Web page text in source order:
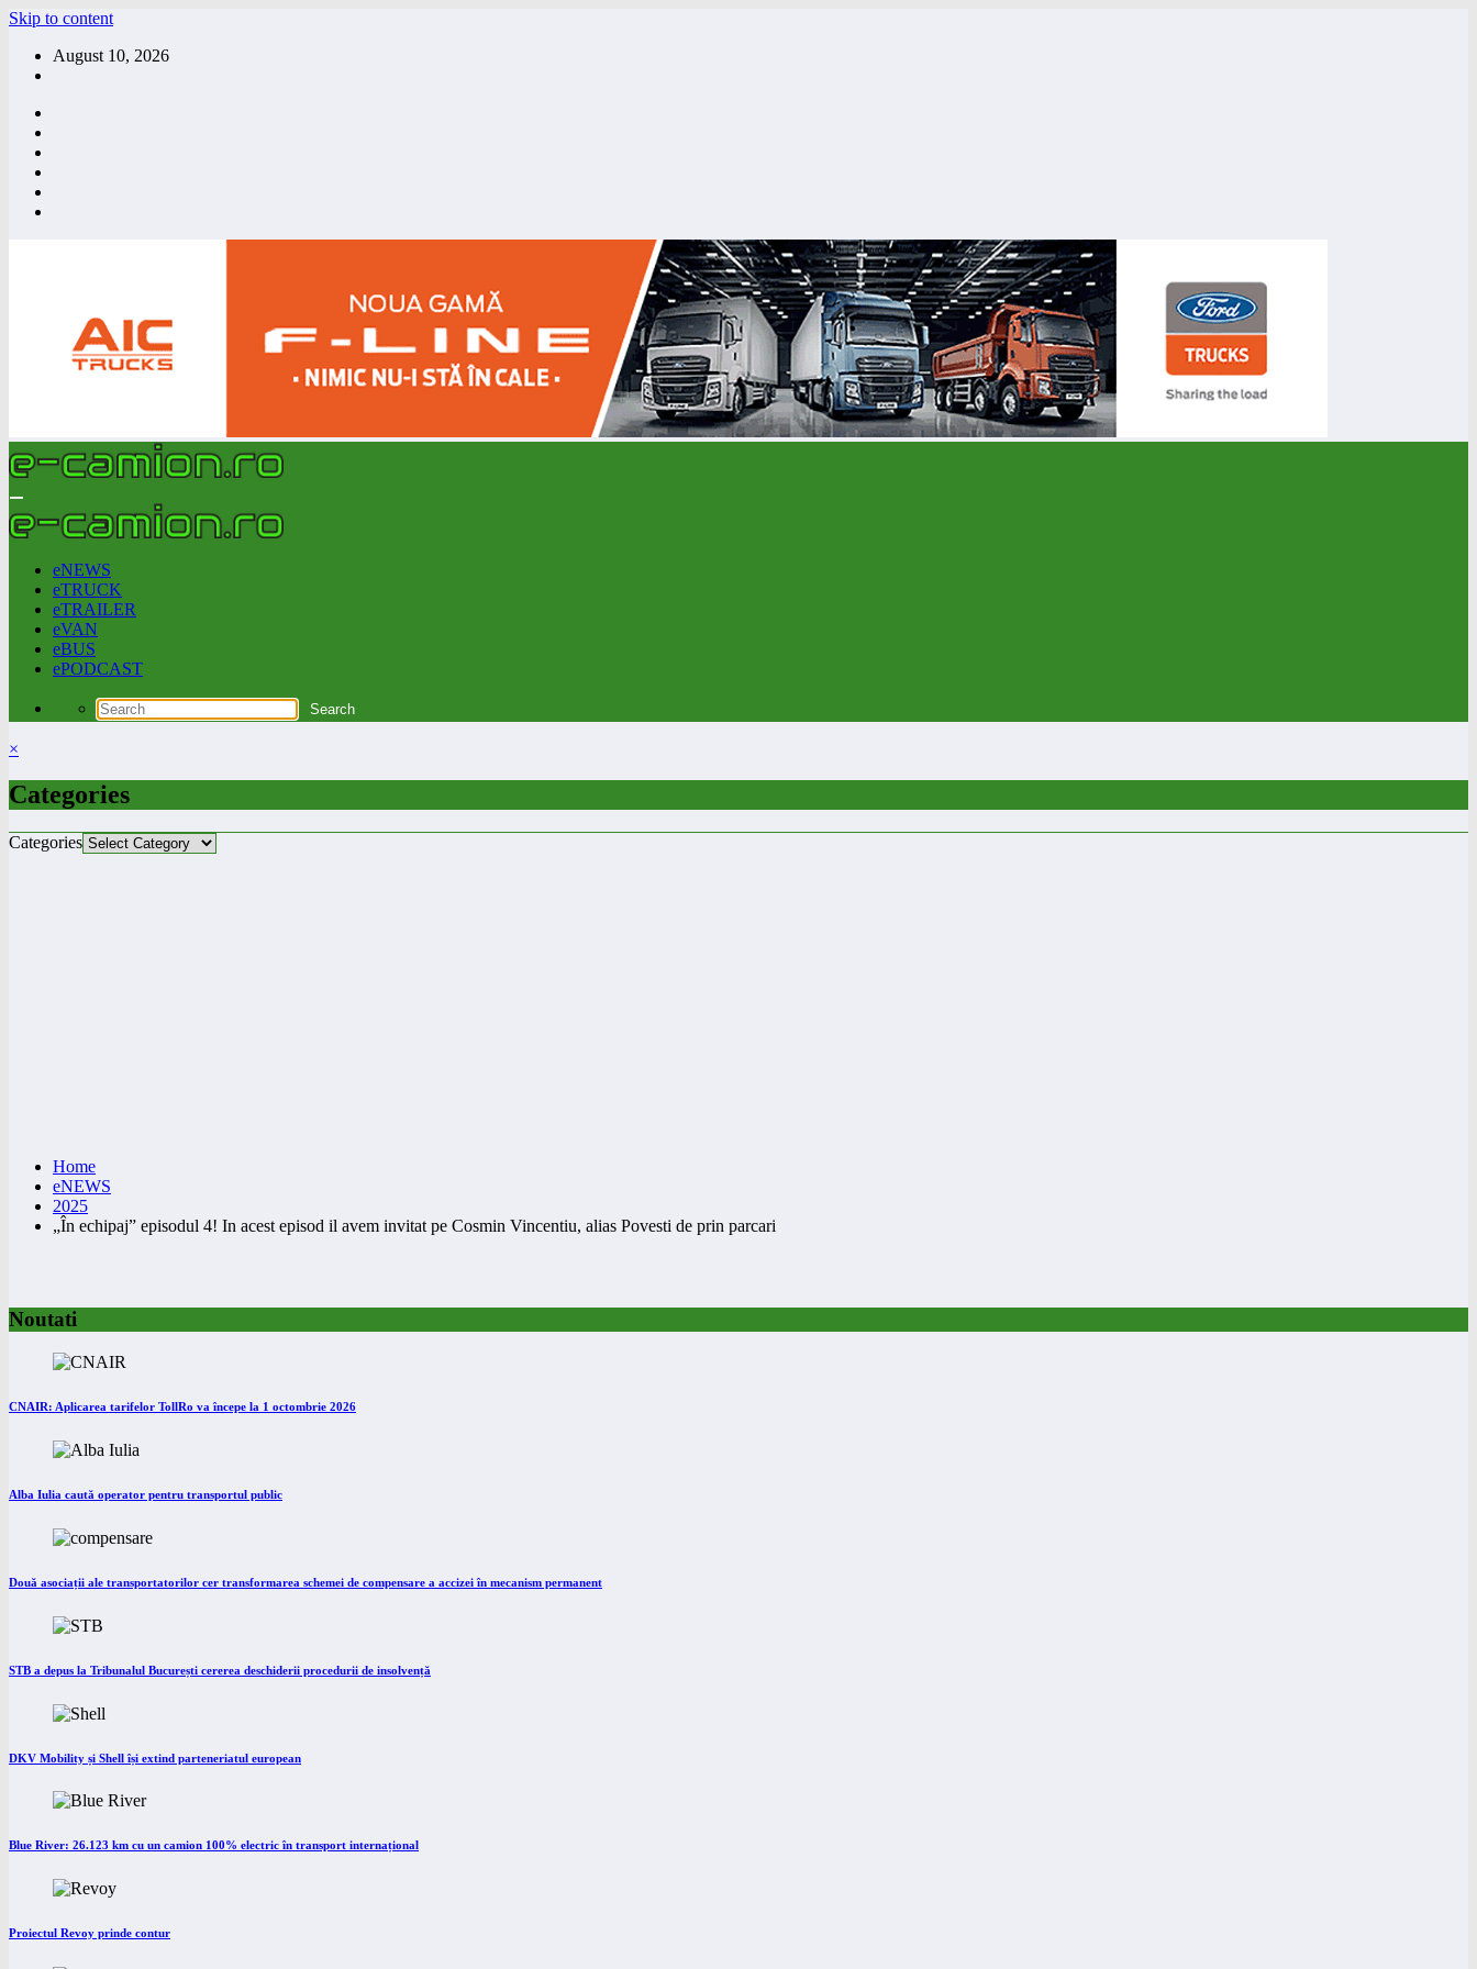
Skip to content
August 10, 2026
eNEWS
eTRUCK
eTRAILER
eVAN
eBUS
ePODCAST
×
Categories
Categories
Home
eNEWS
2025
„În echipaj” episodul 4! In acest episod il avem invitat pe Cosmin Vincentiu, alias Povesti de prin parcari
Noutati
CNAIR: Aplicarea tarifelor TollRo va începe la 1 octombrie 2026
Alba Iulia caută operator pentru transportul public
Două asociații ale transportatorilor cer transformarea schemei de compensare a accizei în mecanism permanent
STB a depus la Tribunalul București cererea deschiderii procedurii de insolvență
DKV Mobility și Shell își extind parteneriatul european
Blue River: 26.123 km cu un camion 100% electric în transport internațional
Proiectul Revoy prinde contur